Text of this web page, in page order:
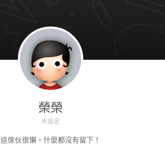
榮榮
未設定
這傢伙很懶，什麼都沒有留下！